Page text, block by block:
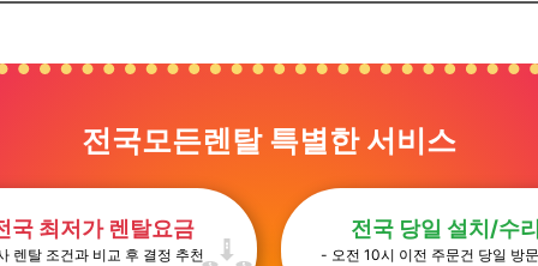
전국모든렌탈 특별한 서비스
국 최저가 렌탈요금
렌탈 조건과 비교 후 결정 추천
전국 당일 설치/수
- 오전 10시 이전 주문건 당일 방